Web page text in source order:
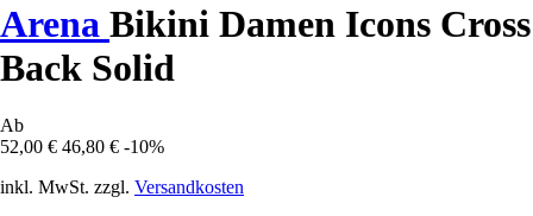
Arena Bikini Damen Icons Cross
Back Solid
Ab
52,00 € 46,80 € -10%
inkl. MwSt. zzgl. Versandkosten